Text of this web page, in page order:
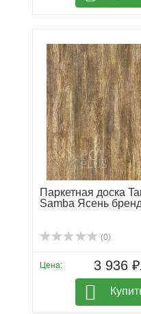
Паркетная доска
Samba Ясень
(0)
Цена: 3 936